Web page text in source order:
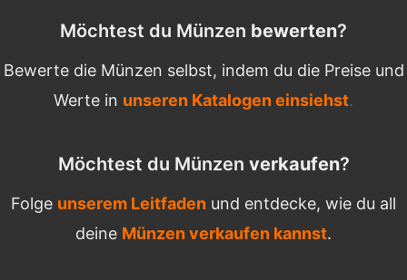
Möchtest du Münzen bewerten?
Bewerte die Münzen selbst, indem du die Preise und
Werte in unseren Katalogen einsiehst.
Möchtest du Münzen verkaufen?
Folge unserem Leitfaden und entdecke, wie du all
deine Münzen verkaufen kannst.